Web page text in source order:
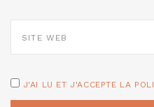
WEB
J'AI LU ET J'ACCEPTE LA